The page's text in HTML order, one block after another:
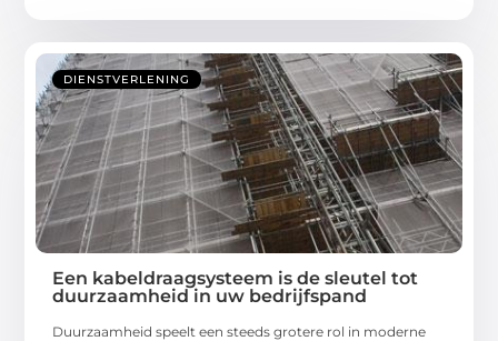
DIENSTVERLENING
Een kabeldraagsysteem is de sleutel tot
duurzaamheid in uw bedrijfspand
Duurzaamheid speelt een steeds grotere rol in moderne